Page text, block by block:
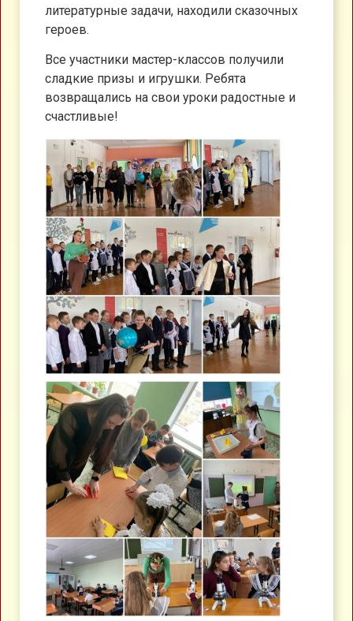
литературные задачи, находили сказочных
героев.
Все участники мастер-классов получили
сладкие призы и игрушки. Ребята
возвращались на свои уроки радостные и
счастливые!